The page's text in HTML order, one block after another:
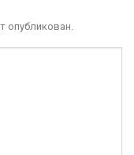
опубликован.